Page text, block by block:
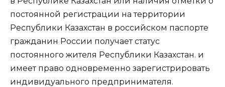
постоянной регистрации на территории
Республики Казахстан в российском паспорте
гражданин России получает статус
постоянного жителя Республики Казахстан. и
имеет право одновременно зарегистрировать
индивидуального предпринимателя.